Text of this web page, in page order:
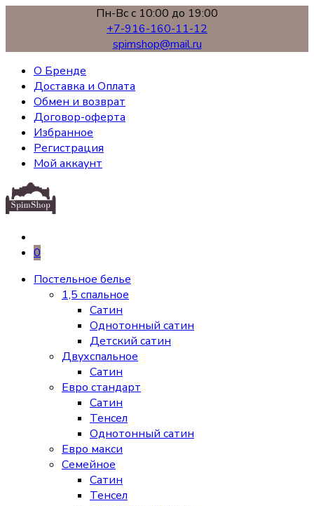
Пн-Вс с 10:00 до 19:00
+7-916-160-11-12
spimshop@mail.ru
О Бренде
Доставка и Оплата
Обмен и возврат
Договор-оферта
Избранное
Регистрация
Мой аккаунт
0
Постельное белье
1,5 спальное
Сатин
Однотонный сатин
Детский сатин
Двухспальное
Сатин
Евро стандарт
Сатин
Тенсел
Однотонный сатин
Евро макси
Семейное
Сатин
Тенсел